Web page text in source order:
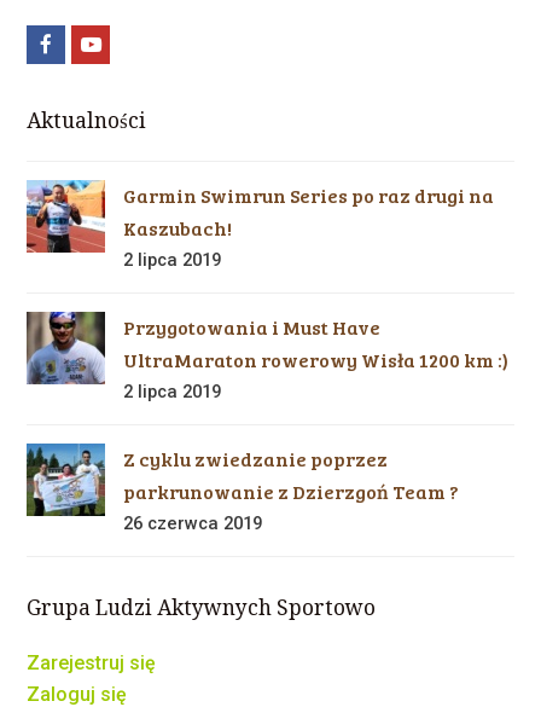
Aktualności
Garmin Swimrun Series po raz drugi na
Kaszubach!
2 lipca 2019
Przygotowania i Must Have
UltraMaraton rowerowy Wisła 1200 km :)
2 lipca 2019
Z cyklu zwiedzanie poprzez
parkrunowanie z Dzierzgoń Team ?
26 czerwca 2019
Grupa Ludzi Aktywnych Sportowo
Zarejestruj się
Zaloguj się